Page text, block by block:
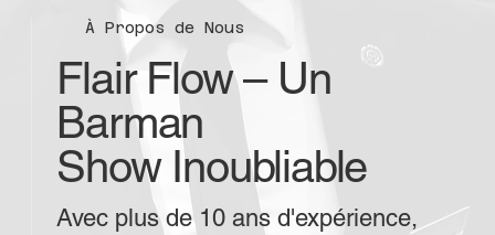
À Propos de Nous
Flair Flow – Un
Barman
Show Inoubliable
Avec plus de 10 ans d'expérience,